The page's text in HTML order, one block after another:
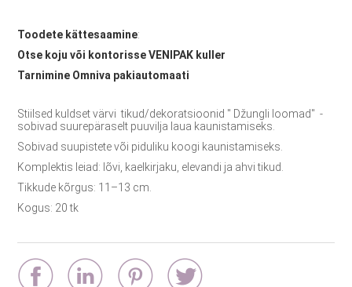
Toodete kättesaamine:
Otse koju või kontorisse VENIPAK kuller
Tarnimine Omniva pakiautomaati
Stiilsed kuldset värvi tikud/dekoratsioonid " Džungli loomad" -
sobivad suurepäraselt puuvilja laua kaunistamiseks.
Sobivad suupistete või piduliku koogi kaunistamiseks.
Komplektis leiad: lõvi, kaelkirjaku, elevandi ja ahvi tikud.
Tikkude kõrgus: 11–13 cm.
Kogus: 20 tk